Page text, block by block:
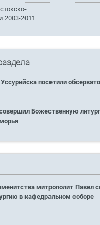
2003-2011
посетили
Божественную
митрополит Павел
в кафедральном соборе